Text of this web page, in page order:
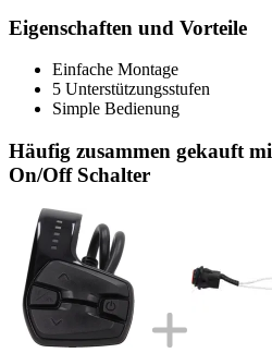
Eigenschaften und Vorteile
Einfache Montage
5 Unterstützungsstufen
Simple Bedienung
Häufig zusammen gekauft
On/Off Schalter